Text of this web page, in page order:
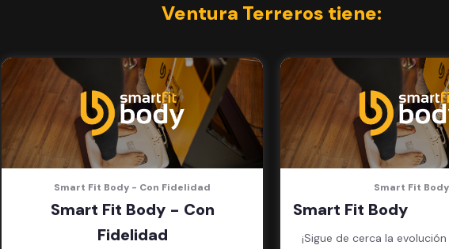
Ventura Terreros tiene:
Smart Fit Body - Con Fidelidad
Smart Fit Body - Con
Fidelidad
Smart Fit Body
Smart Fit Body
¡Sigue de cerca la